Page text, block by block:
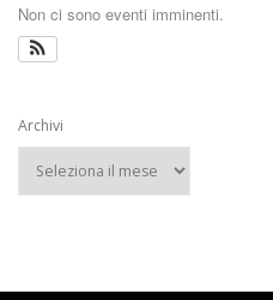
Non ci sono eventi imminenti.
Archivi